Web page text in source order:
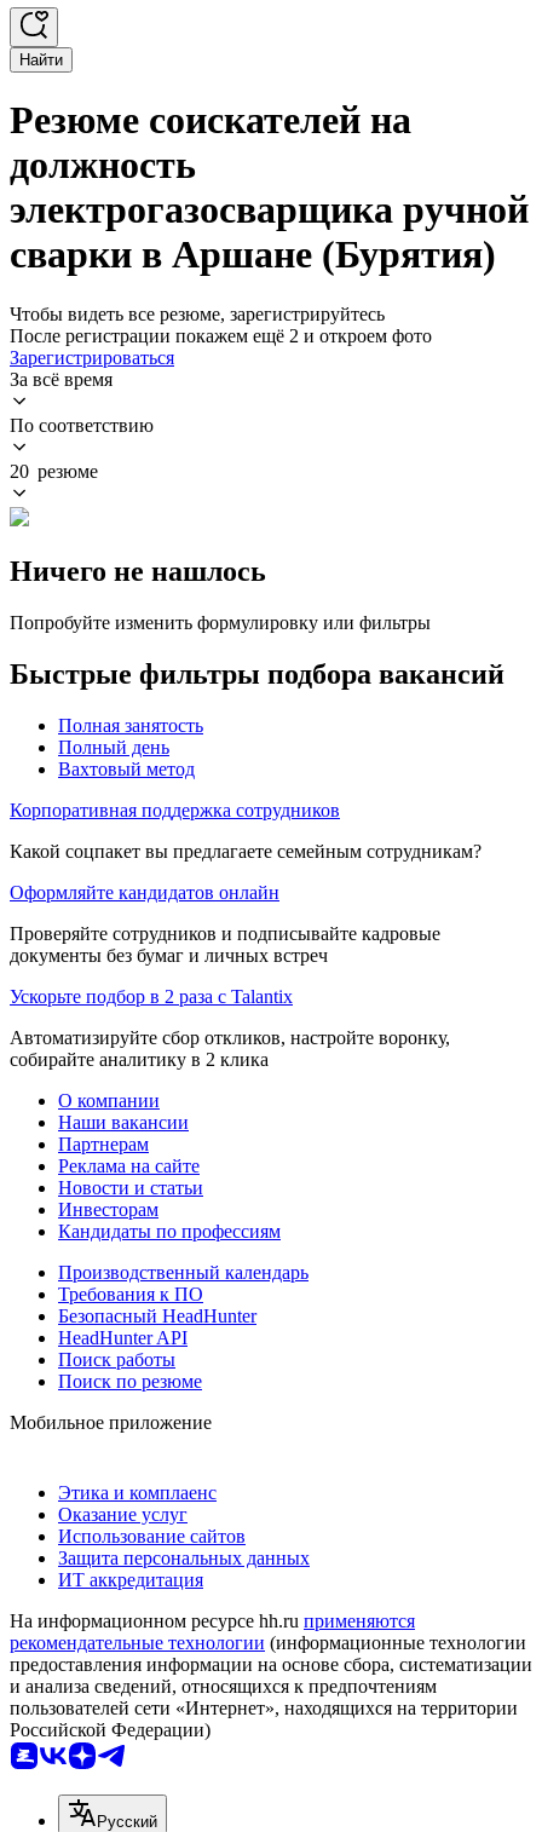
Найти
Резюме соискателей на
должность
электрогазосварщика ручной
сварки в Аршане (Бурятия)
Чтобы видеть все резюме, зарегистрируйтесь
После регистрации покажем ещё 2 и откроем фото
Зарегистрироваться
За всё время
По соответствию
20 резюме
Ничего не нашлось
Попробуйте изменить формулировку или фильтры
Быстрые фильтры подбора вакансий
Полная занятость
Полный день
Вахтовый метод
Корпоративная поддержка сотрудников
Какой соцпакет вы предлагаете семейным сотрудникам?
Оформляйте кандидатов онлайн
Проверяйте сотрудников и подписывайте кадровые
документы без бумаг и личных встреч
Ускорьте подбор в 2 раза с Talantix
Автоматизируйте сбор откликов, настройте воронку,
собирайте аналитику в 2 клика
О компании
Наши вакансии
Партнерам
Реклама на сайте
Новости и статьи
Инвесторам
Кандидаты по профессиям
Производственный календарь
Требования к ПО
Безопасный HeadHunter
HeadHunter API
Поиск работы
Поиск по резюме
Мобильное приложение
Этика и комплаенс
Оказание услуг
Использование сайтов
Защита персональных данных
ИТ аккредитация
На информационном ресурсе hh.ru применяются
рекомендательные технологии (информационные технологии
предоставления информации на основе сбора, систематизации
и анализа сведений, относящихся к предпочтениям
пользователей сети «Интернет», находящихся на территории
Российской Федерации)
Русский